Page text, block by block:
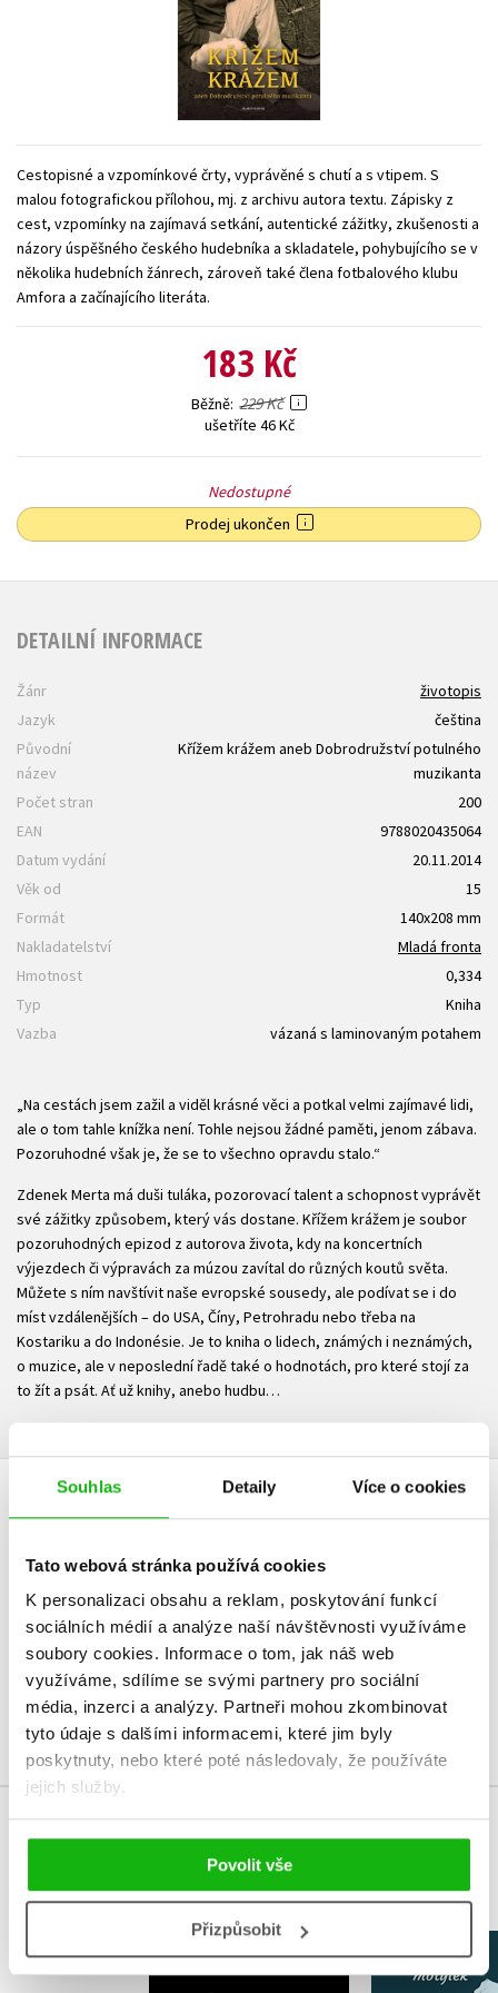
Souhlas Detaily Více o cookies
Tato webová stránka používá cookies
K personalizaci obsahu a reklam, poskytování funkcí
sociálních médií a analýze naší návštěvnosti využíváme
soubory cookies. Informace o tom, jak náš web
využíváme, sdílíme se svými partnery pro sociální
média, inzerci a analýzy. Partneři mohou zkombinovat
tyto údaje s dalšími informacemi, které jim byly
poskytnuty, nebo které poté následovaly, že používáte
jejich služby.
Povolit vše
Přizpůsobit
Zahraniční literatura
Všechny tituly
Cestopisné a vzpomínkové črty, vyprávěné s chutí a s vtipem. S
malou fotografickou přílohou, mj. z archivu autora textu. Zápisky z
cest, vzpomínky na zajímavá setkání, autentické zážitky, zkušenosti a
názory úspěšného českého hudebníka a skladatele, pohybujícího se v
několika hudebních žánrech, zároveň také člena fotbalového klubu
Amfora a začínajícího literáta.
183 Kč
Běžně 229 Kč
ušetříte 46 Kč
Nedostupné
Prodej ukončen
DETAILNÍ INFORMACE
Žánr
životopis
Jazyk
čeština
Původní
název
Křížem krážem aneb Dobrodružství potulného
muzikanta
Počet stran
200
EAN
9788020435064
Datum vydání
20.11.2014
Věk od
15
Formát
140x208 mm
Nakladatelství
Mladá fronta
Hmotnost
0,334
Typ
Kniha
Vazba
vázaná s laminovaným potahem
„Na cestách jsem zažil a viděl krásné věci a potkal velmi zajímavé lidi,
ale o tom tahle knížka není. Tohle nejsou žádné paměti, jenom zábava.
Pozoruhodné však je, že se to všechno opravdu stalo.“
Zdenek Merta má duši tuláka, pozorovací talent a schopnost vyprávět
své zážitky způsobem, který vás dostane. Křížem krážem je soubor
pozoruhodných epizod z autorova života, kdy na koncertních
výjezdech či výpravách za múzou zavítal do různých koutů světa.
Můžete s ním navštívit naše evropské sousedy, ale podívat se i do
míst vzdálenějších – do USA, Číny, Petrohradu nebo třeba na
Kostariku a do Indonésie. Je to kniha o lidech, známých i neznámých,
o muzice, ale v neposlední řadě také o hodnotách, pro které stojí za
to žít a psát. Ať už knihy, anebo hudbu…
HODNOCENÍ ČTENÁŘŮ
V současné době nejsou vytvořena žádná uživatelská hodnocení.
Vaše hodnocení
Uživatelskou recenzi mohou vkládat pouze registrovaní uživatelé
Přihlásit
MOHLO BY VÁS TAKÉ ZAJÍMAT
Smrt táty Pokusnej